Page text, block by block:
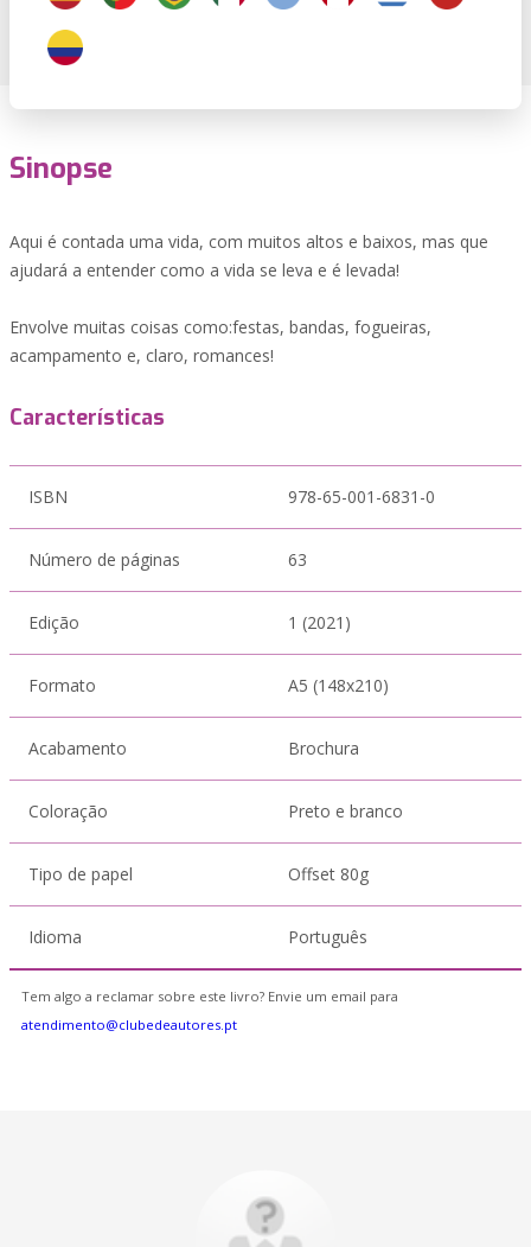
Sinopse
Aqui é contada uma vida, com muitos altos e baixos, mas que
ajudará a entender como a vida se leva e é levada!
Envolve muitas coisas como:festas, bandas, fogueiras,
acampamento e, claro, romances!
Características
ISBN 978-65-001-6831-0
Número de páginas 63
Edição 1 (2021)
Formato A5 (148x210)
Acabamento Brochura
Coloração Preto e branco
Tipo de papel Offset 80g
Idioma Português
Tem algo a reclamar sobre este livro? Envie um email para
atendimento@clubedeautores.pt